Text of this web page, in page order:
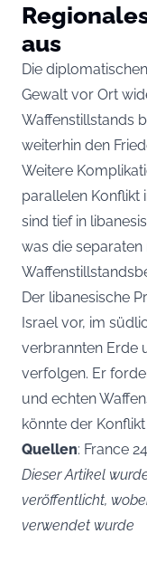
aus
Die
Gewalt vor Ort
Waffenstillstands
weiterhin den
Weitere
parallelen Konflikt
sind tief in
was die
Der libanesische
Israel vor, im
verbrannten Erde
verfolgen. Er
und echten
könnte der
Quellen: France
Dieser Artikel
veröffentlicht,
verwendet wurde